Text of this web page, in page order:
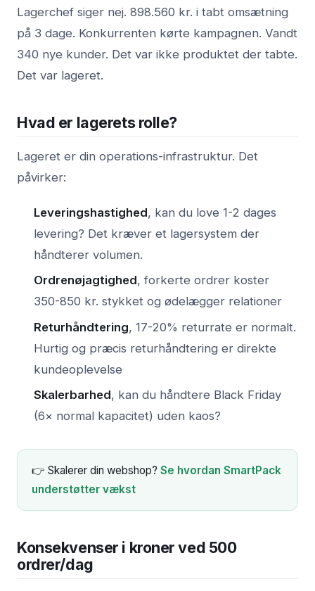
Lagerchef siger nej. 898.560 kr. i tabt omsætning
på 3 dage. Konkurrenten kørte kampagnen. Vandt
340 nye kunder. Det var ikke produktet der tabte.
Det var lageret.
Hvad er lagerets rolle?
Lageret er din operations-infrastruktur. Det
påvirker:
Leveringshastighed, kan du love 1-2 dages
levering? Det kræver et lagersystem der
håndterer volumen.
Ordrenøjagtighed, forkerte ordrer koster
350-850 kr. stykket og ødelægger relationer
Returhåndtering, 17-20% returrate er normalt.
Hurtig og præcis returhåndtering er direkte
kundeoplevelse
Skalerbarhed, kan du håndtere Black Friday
(6× normal kapacitet) uden kaos?
👉 Skalerer din webshop? Se hvordan SmartPack
understøtter vækst
Konsekvenser i kroner ved 500
ordrer/dag